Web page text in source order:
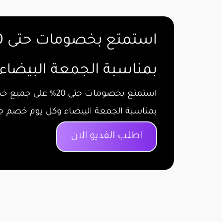
استمتع بخصومات حتى 20%
بمناسبة الجمعة
استمتع بخصومات حتى 20% على جميع خدمات فوموشن
بمناسبة الجمعة البيضاء وكل يوم خصم
اطلب الفديو الان